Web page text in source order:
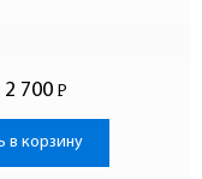
2 700 Р
-
в корзину